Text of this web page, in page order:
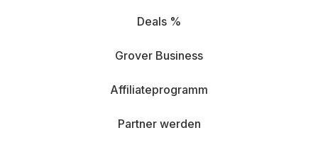
Deals %
Grover Business
Affiliateprogramm
Partner werden